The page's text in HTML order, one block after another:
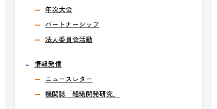
年次大会
パートナーシップ
法人委員会活動
情報発信
ニュースレター
機関誌「組織開発研究」